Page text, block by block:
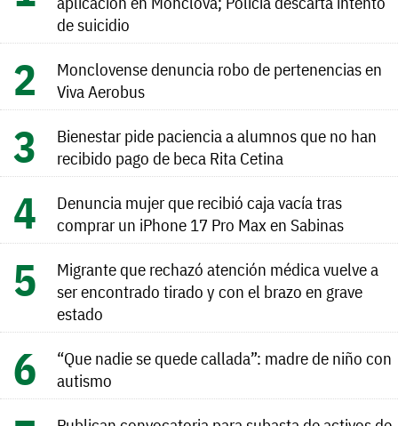
de suicidio
Monclovense denuncia robo de pertenencias en
Viva Aerobus
Bienestar pide paciencia a alumnos que no han
recibido pago de beca Rita Cetina
Denuncia mujer que recibió caja vacía tras
comprar un iPhone 17 Pro Max en Sabinas
Migrante que rechazó atención médica vuelve a
ser encontrado tirado y con el brazo en grave
estado
“Que nadie se quede callada”: madre de niño con
autismo